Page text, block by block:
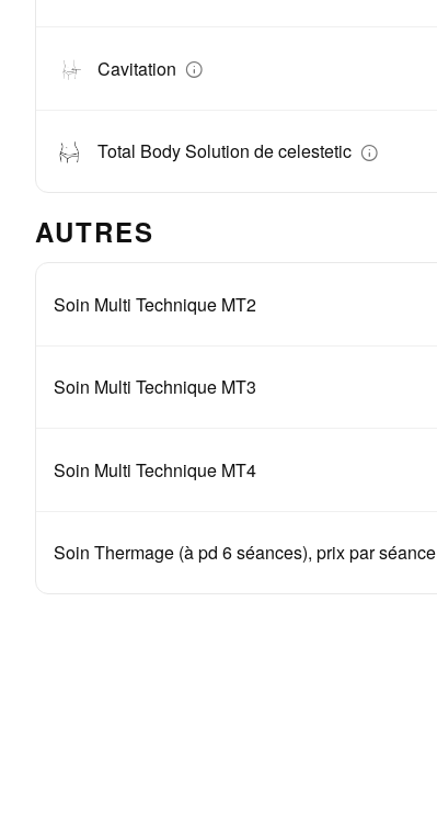
Cavitation
Total Body Solution de celestetic
AUTRES
Soin Multi Technique MT2
Soin Multi Technique MT3
Soin Multi Technique MT4
Soin Thermage (à pd 6 séances), prix par séance